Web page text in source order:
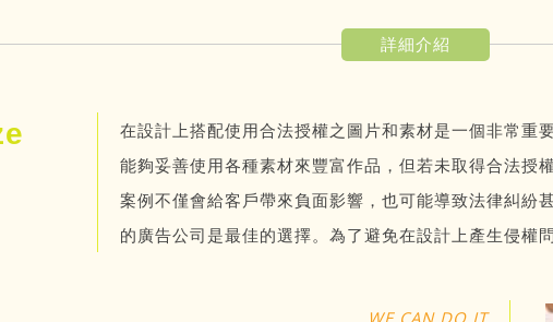
詳細介紹
在設計上搭配使用合法授權之圖片和素材是一個非常重
能夠妥善使用各種素材來豐富作品，但若未取得合法授
案例不僅會給客戶帶來負面影響，也可能導致法律糾紛
的廣告公司是最佳的選擇。為了避免在設計上產生侵權
WE CAN DO IT